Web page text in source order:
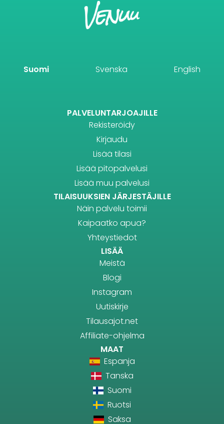
Suomi Svenska English
PALVELUNTARJOAJILLE
Rekisteröidy
Kirjaudu
Lisää tilasi
Lisää pitopalvelusi
Lisää muu palvelusi
TILAISUUKSIEN JÄRJESTÄJILLE
Näin palvelu toimii
Kaipaatko apua?
Yhteystiedot
LISÄÄ
Meistä
Blogi
Instagram
Uutiskirje
Tilausajot.net
Affiliate-ohjelma
MAAT
Espanja
Tanska
Suomi
Ruotsi
Saksa